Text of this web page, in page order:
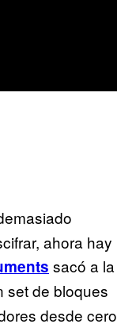
ahora hay
sacó a la
set de bloques
desde cero